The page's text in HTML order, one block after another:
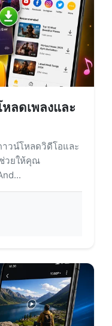
ลดเพลงและ
วน์โหลดวิดีโอและ
วยให้คุณ
ดเพลงและวิดีโอได้อย่างง่า